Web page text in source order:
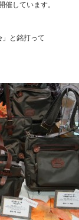
催しています。
と銘打って